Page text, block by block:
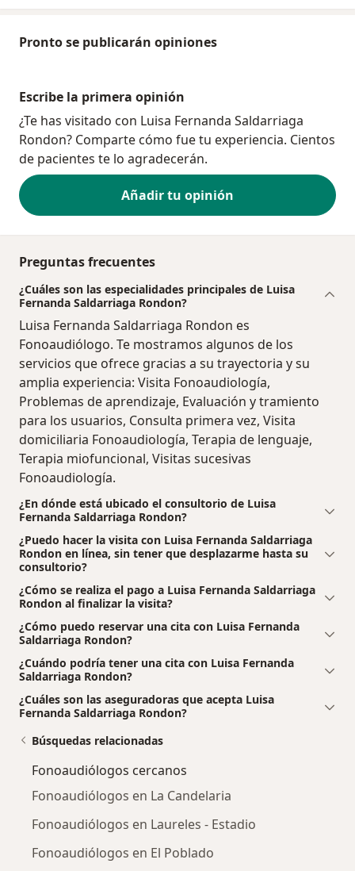
Pronto se publicarán opiniones
Escribe la primera opinión
¿Te has visitado con Luisa Fernanda Saldarriaga
Rondon? Comparte cómo fue tu experiencia. Cientos
de pacientes te lo agradecerán.
Añadir tu opinión
Preguntas frecuentes
¿Cuáles son las especialidades principales de Luisa
Fernanda Saldarriaga Rondon?
Luisa Fernanda Saldarriaga Rondon es
Fonoaudiólogo. Te mostramos algunos de los
servicios que ofrece gracias a su trayectoria y su
amplia experiencia: Visita Fonoaudiología,
Problemas de aprendizaje, Evaluación y tramiento
para los usuarios, Consulta primera vez, Visita
domiciliaria Fonoaudiología, Terapia de lenguaje,
Terapia miofuncional, Visitas sucesivas
Fonoaudiología.
¿En dónde está ubicado el consultorio de Luisa
Fernanda Saldarriaga Rondon?
¿Puedo hacer la visita con Luisa Fernanda Saldarriaga
Rondon en línea, sin tener que desplazarme hasta su
consultorio?
¿Cómo se realiza el pago a Luisa Fernanda Saldarriaga
Rondon al finalizar la visita?
¿Cómo puedo reservar una cita con Luisa Fernanda
Saldarriaga Rondon?
¿Cuándo podría tener una cita con Luisa Fernanda
Saldarriaga Rondon?
¿Cuáles son las aseguradoras que acepta Luisa
Fernanda Saldarriaga Rondon?
Búsquedas relacionadas
Fonoaudiólogos cercanos
Fonoaudiólogos en La Candelaria
Fonoaudiólogos en Laureles - Estadio
Fonoaudiólogos en El Poblado